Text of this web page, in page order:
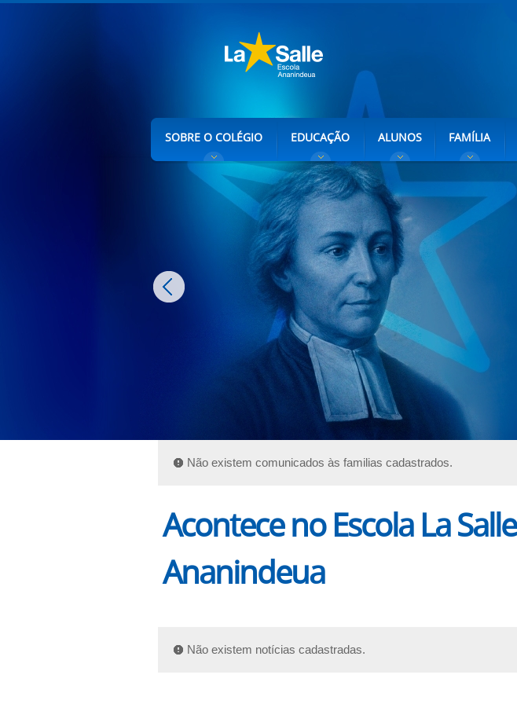
SOBRE O COLÉGIO EDUCAÇÃO ALUNOS FAMÍLIA
Não existem comunicados às familias cadastrados.
Acontece no Escola La Salle
Ananindeua
Não existem notícias cadastradas.